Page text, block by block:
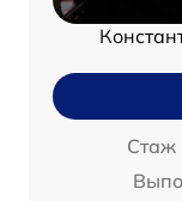
Стаж